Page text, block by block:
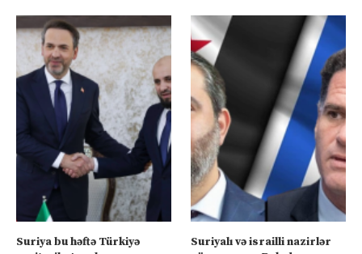
Suriya bu həftə Türkiyə
Suriyalı və israilli nazirlər